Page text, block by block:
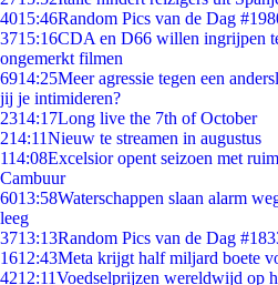
4015:46Random Pics van de Dag
3715:16CDA en D66 willen ingrijpen
ongemerkt filmen
6914:25Meer agressie tegen een
jij je intimideren?
2314:17Long live the 7th of October
214:11Nieuw te streamen in augustus
114:08Excelsior opent seizoen met
Cambuur
6013:58Waterschappen slaan alarm
leeg
3713:13Random Pics van de Dag
1612:43Meta krijgt half miljard boete
4212:11Voedselprijzen wereldwijd op